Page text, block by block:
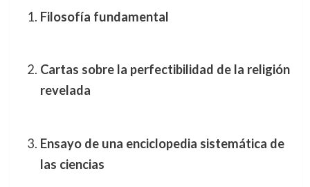
Filosofía fundamental
Cartas sobre la perfectibilidad de la religión
revelada
Ensayo de una enciclopedia sistemática de
las ciencias